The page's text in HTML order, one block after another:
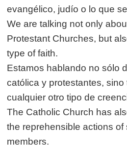
evangélico, judío o lo que
We are talking not only
Protestant Churches, but
type of faith.
Estamos hablando no sólo
católica y protestantes, sino
cualquier otro tipo de
The Catholic Church has
the reprehensible actions of
members.